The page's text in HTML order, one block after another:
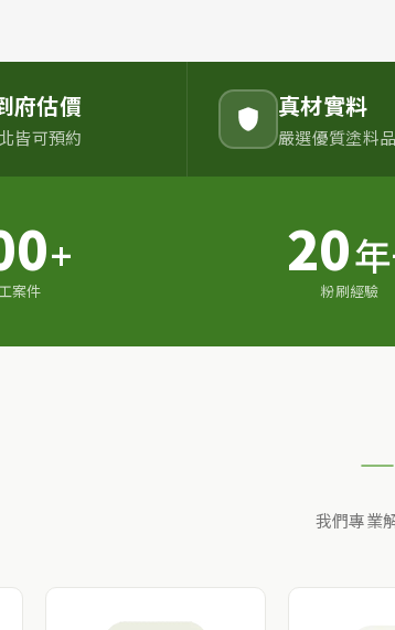
府估價
皆可預約
真材實料
嚴選優質塗料
+
案件
20
粉刷經驗
我們專業